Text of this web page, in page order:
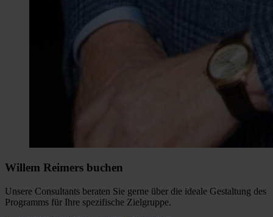
Willem Reimers buchen
Unsere Consultants beraten Sie gerne über die ideale Gestaltung des
Programms für Ihre spezifische Zielgruppe.